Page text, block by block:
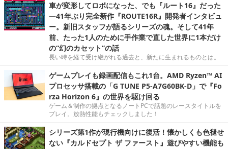
車が変形してロボになった、でも『ルート16』だった
―41年ぶり完全新作『ROUTE16R』開発者インタビュ
ー。新旧スタッフが語るシリーズの魂。そして41年
前、たった1人のために手作業で直した世界に1本だけ
の“幻のカセット”の話
長い時を経て受け継がれる過去と、新たに生まれるものとは。
ゲームプレイも録画配信もこれ1台。AMD Ryzen™ AI
プロセッサ搭載の「G TUNE P5-A7G60BK-D」で『Fo
rza Horizon 6』の世界を駆け回る
ゲーム＆制作の拠点となるノートPCで話題のレースタイトルを
プレイ。放熱性能もチェックしました！
シリーズ第1作が現行機向けに復活！懐かしくも色褪せ
ない『カルドセプト ザ ファースト』遊びやすい機能も